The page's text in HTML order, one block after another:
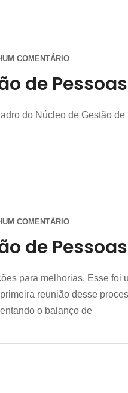
COMENTÁRIO
de
do Núcleo de Gestão
COMENTÁRIO
de
para melhorias. Esse
reunião desse
o balanço de